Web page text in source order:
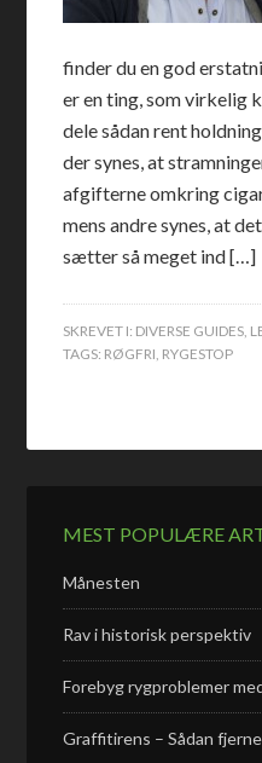
finder du en god
er en ting, som virkelig
dele sådan rent
der synes, at
afgifterne omkring
mens andre synes, at
sætter så meget ind […]
SKREVET I: DIVERSE GUIDES,
TAGS: RØGFRI, RYGESTOP
MEST POPULÆRE
Månesten
Rav i historisk perspektiv
Forebyg rygproblemer
Graffitirens – Sådan